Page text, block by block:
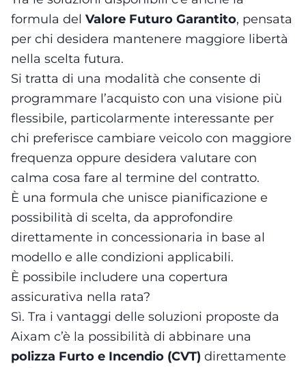
formula del Valore Futuro Garantito, pensata
per chi desidera mantenere maggiore libertà
nella scelta futura.
Si tratta di una modalità che consente di
programmare l’acquisto con una visione più
flessibile, particolarmente interessante per
chi preferisce cambiare veicolo con maggiore
frequenza oppure desidera valutare con
calma cosa fare al termine del contratto.
È una formula che unisce pianificazione e
possibilità di scelta, da approfondire
direttamente in concessionaria in base al
modello e alle condizioni applicabili.
È possibile includere una copertura
assicurativa nella rata?
Sì. Tra i vantaggi delle soluzioni proposte da
Aixam c’è la possibilità di abbinare una
polizza Furto e Incendio (CVT) direttamente